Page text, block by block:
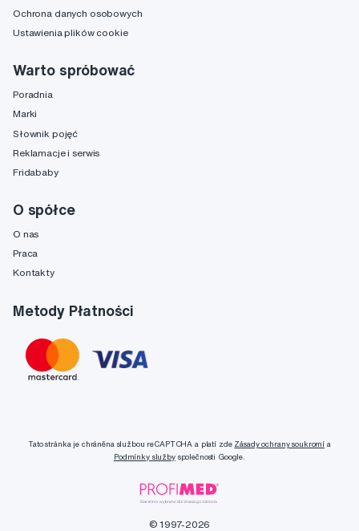
Ochrona danych osobowych
Ustawienia plików cookie
Warto spróbować
Poradnia
Marki
Słownik pojęć
Reklamacje i serwis
Fridababy
O spółce
O nas
Praca
Kontakty
Metody Płatności
Tato stránka je chráněna službou reCAPTCHA a platí zde Zásady ochrany soukromí a
Podmínky službyspolečnosti Google.
© 1997-2026